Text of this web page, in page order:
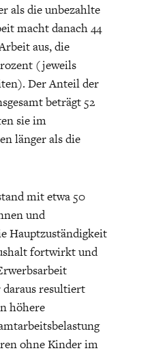
STUFE DER
als die unbezahlte
macht danach 44
aus, die
(jeweils
Der Anteil der
beträgt 52
sie im
länger als die
mit etwa 50
und
Hauptzuständigkeit
fortwirkt und
resultiert
höhere
ohne Kinder im